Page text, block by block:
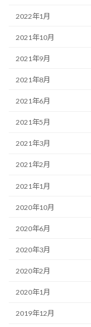
2022年1月
2021年10月
2021年9月
2021年8月
2021年6月
2021年5月
2021年3月
2021年2月
2021年1月
2020年10月
2020年6月
2020年3月
2020年2月
2020年1月
2019年12月